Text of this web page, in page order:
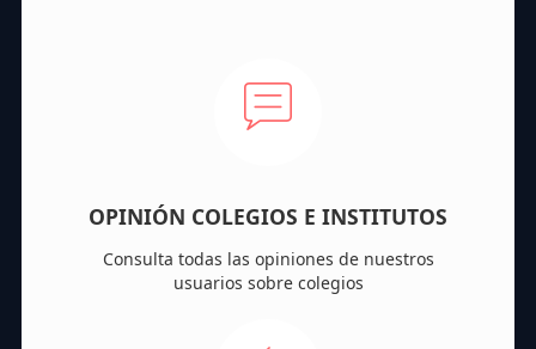
OPINIÓN COLEGIOS E INSTITUTOS
Consulta todas las opiniones de nuestros
usuarios sobre colegios